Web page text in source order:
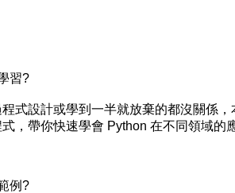
習?
設計或學到一半就放棄的都沒關係，
，帶你快速學會 Python 在不同領域的
例?